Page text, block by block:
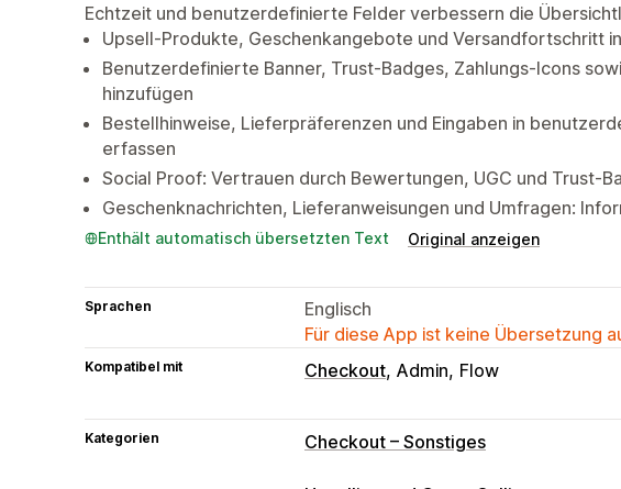
Echtzeit und benutzerdefinierte Felder verbessern die
Upsell-Produkte, Geschenkangebote und Versandfortschritt
Benutzerdefinierte Banner, Trust-Badges, Zahlungs-Icons
hinzufügen
Bestellhinweise, Lieferpräferenzen und Eingaben in
erfassen
Social Proof: Vertrauen durch Bewertungen, UGC und Trust-
Geschenknachrichten, Lieferanweisungen und Umfragen:
Enthält automatisch übersetzten Text Original anzeigen
Sprachen
Englisch
Für diese App ist keine Übersetzung
Kompatibel mit Checkout Admin Flow
Kategorien Checkout – Sonstiges